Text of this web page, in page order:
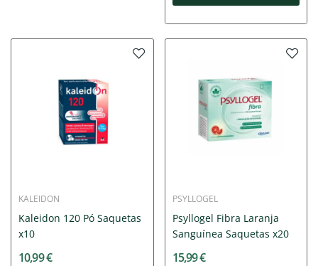
KALEIDON
Kaleidon 120 Pó Saquetas
x10
10,99 €
PSYLLOGEL
Psyllogel Fibra Laranja
Sanguínea Saquetas x20
15,99 €